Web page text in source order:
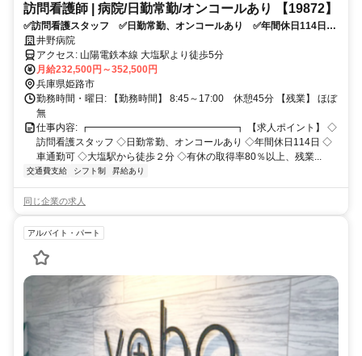
訪問看護師 | 病院/日勤常勤/オンコールあり 【19872】
✅訪問看護スタッフ ✅日勤常勤、オンコールあり ✅年間休日114日
✅車通勤可 ✅大塩駅から徒歩２分 ✅有休の取得率80％以上、残業少
なめの職場です！
井野病院
アクセス: 山陽電鉄本線 大塩駅より徒歩5分
月給232,500円～352,500円
兵庫県姫路市
勤務時間・曜日: 【勤務時間】 8:45～17:00 休憩45分 【残業】 ほぼ
無
仕事内容: ┏━━━━━━━━━━━━━━━┓ 【求人ポイント】 ◇
訪問看護スタッフ ◇日勤常勤、オンコールあり ◇年間休日114日 ◇
車通勤可 ◇大塩駅から徒歩２分 ◇有休の取得率80％以上、残業...
交通費支給 シフト制 昇給あり
同じ企業の求人
アルバイト・パート